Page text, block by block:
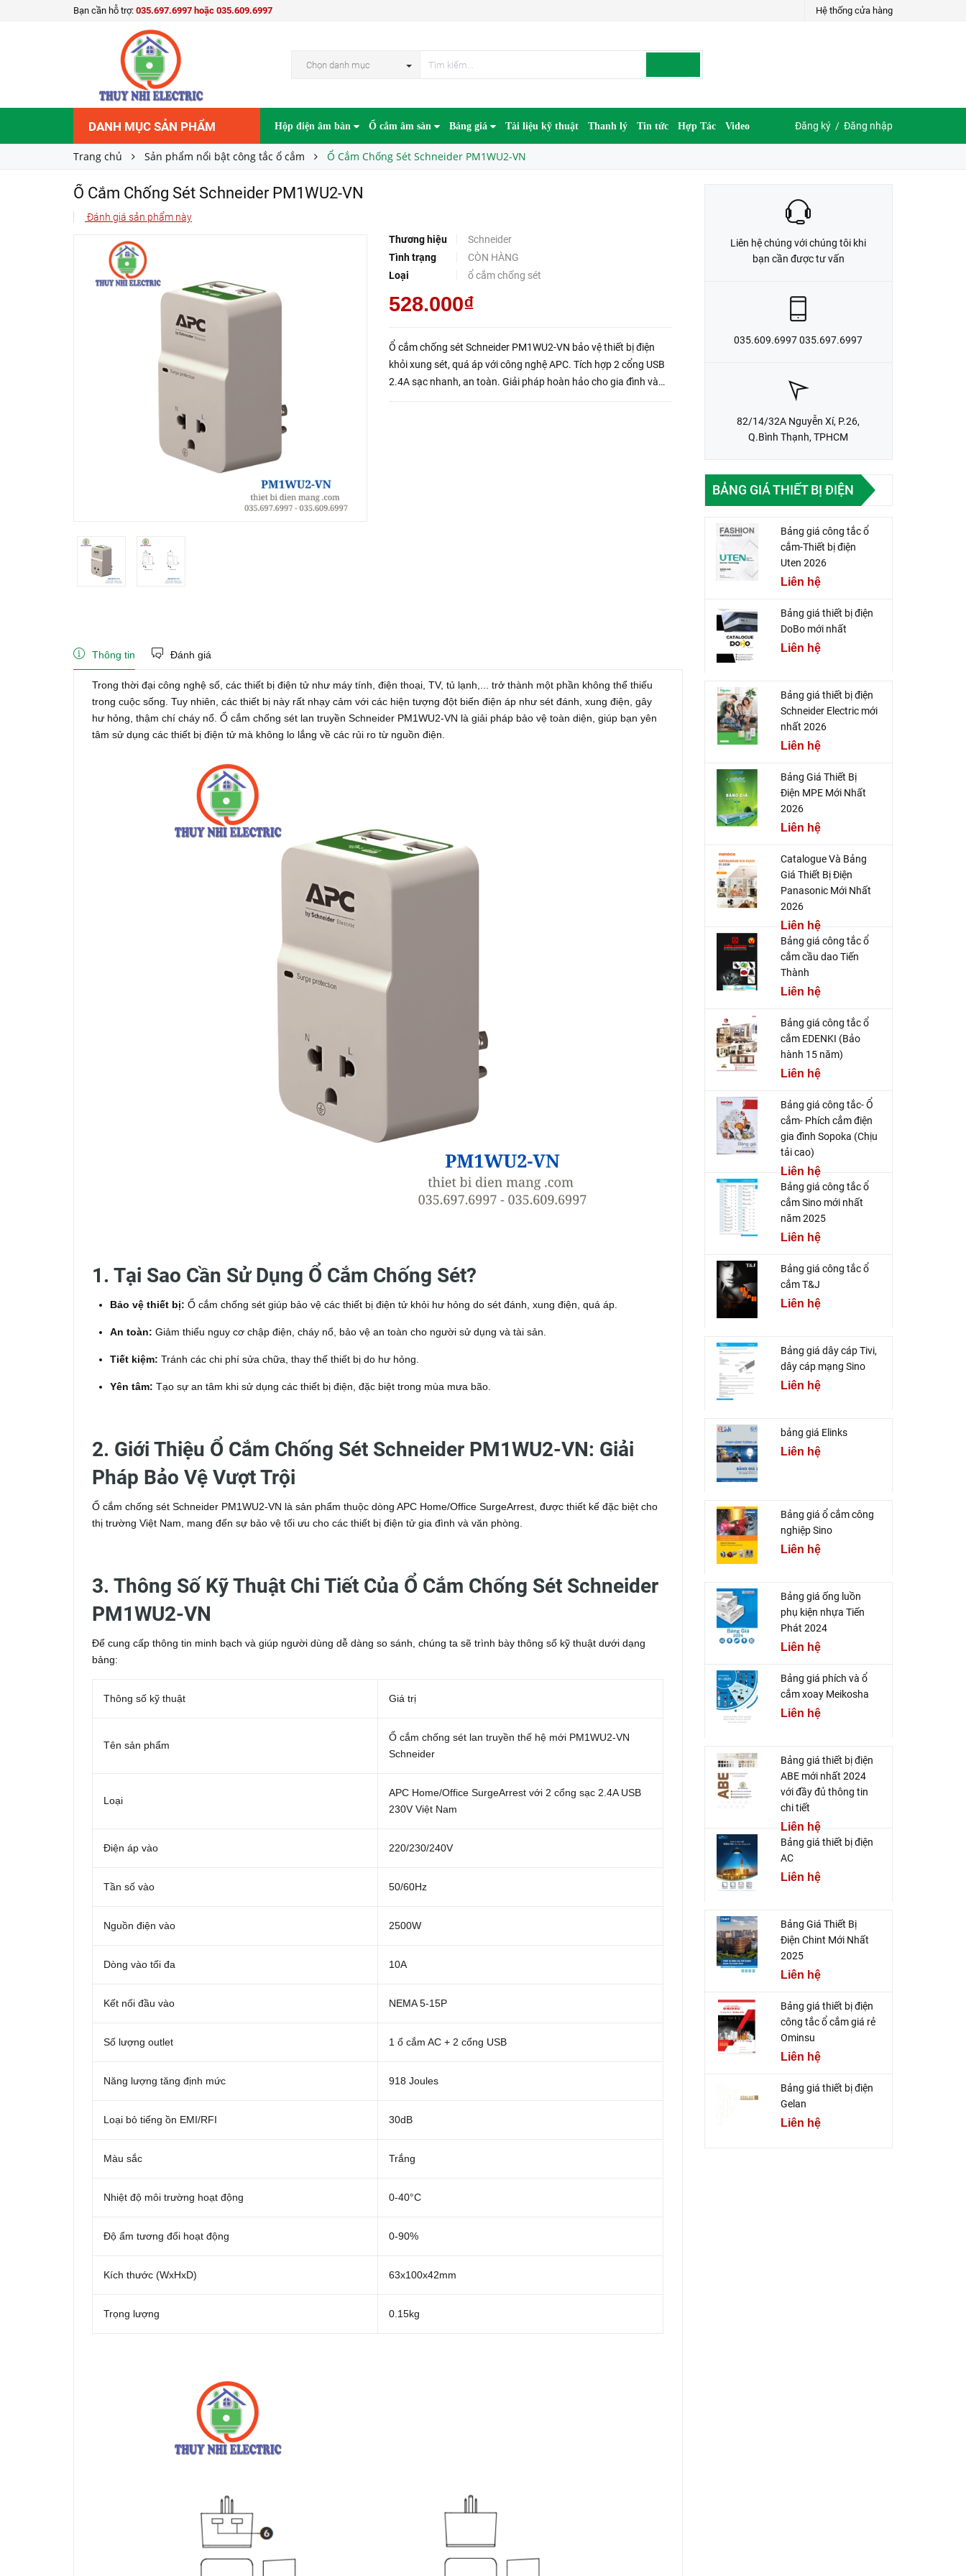
Bạn cần hỗ trợ: 035.697.6997 hoặc 035.609.6997 Hệ thống cửa hàng
Chọn danh mục
DANH MỤC SẢN PHẨM Hộp điện âm bàn Ổ cắm âm sàn Bảng giá Tài liệu kỹ thuật Thanh lý Tin tức Hợp Tác Video Đăng ký / Đăng nhập
Trang chủ Sản phẩm nổi bật công tắc ổ cắm Ổ Cắm Chống Sét Schneider PM1WU2-VN
Ổ Cắm Chống Sét Schneider PM1WU2-VN
Đánh giá sản phẩm này
Thương hiệu
Schneider
Tình trạng
CÒN HÀNG
Loại
ổ cắm chống sét
528.000₫
Ổ cắm chống sét Schneider PM1WU2-VN bảo vệ thiết bị điện
khỏi xung sét, quá áp với công nghệ APC. Tích hợp 2 cổng USB
2.4A sạc nhanh, an toàn. Giải pháp hoàn hảo cho gia đình và
Ổ Cắm Chống Sét Schneider PM1WU2-VN
Giá bán: 528.000₫
LIÊN HỆ ĐẶT HÀNG
Thông tin Đánh giá
Trong thời đại công nghệ số, các thiết bị điện tử như máy tính, điện thoại, TV, tủ lạnh,... trở thành một phần không thể thiếu
trong cuộc sống. Tuy nhiên, các thiết bị này rất nhạy cảm với các hiện tượng đột biến điện áp như sét đánh, xung điện, gây
hư hỏng, thậm chí cháy nổ. Ổ cắm chống sét lan truyền Schneider PM1WU2-VN là giải pháp bảo vệ toàn diện, giúp bạn yên
tâm sử dụng các thiết bị điện tử mà không lo lắng về các rủi ro từ nguồn điện.
1. Tại Sao Cần Sử Dụng Ổ Cắm Chống Sét?
Bảo vệ thiết bị: Ổ cắm chống sét giúp bảo vệ các thiết bị điện tử khỏi hư hỏng do sét đánh, xung điện, quá áp.
An toàn: Giảm thiểu nguy cơ chập điện, cháy nổ, bảo vệ an toàn cho người sử dụng và tài sản.
Tiết kiệm: Tránh các chi phí sửa chữa, thay thế thiết bị do hư hỏng.
Yên tâm: Tạo sự an tâm khi sử dụng các thiết bị điện, đặc biệt trong mùa mưa bão.
2. Giới Thiệu Ổ Cắm Chống Sét Schneider PM1WU2-VN: Giải
Pháp Bảo Vệ Vượt Trội
Ổ cắm chống sét Schneider PM1WU2-VN là sản phẩm thuộc dòng APC Home/Office SurgeArrest, được thiết kế đặc biệt cho
thị trường Việt Nam, mang đến sự bảo vệ tối ưu cho các thiết bị điện tử gia đình và văn phòng.
3. Thông Số Kỹ Thuật Chi Tiết Của Ổ Cắm Chống Sét Schneider
PM1WU2-VN
Để cung cấp thông tin minh bạch và giúp người dùng dễ dàng so sánh, chúng ta sẽ trình bày thông số kỹ thuật dưới dạng
bảng:
Thông số kỹ thuật Giá trị
Tên sản phẩm
Ổ cắm chống sét lan truyền thế hệ mới PM1WU2-VN
Schneider
Loại
APC Home/Office SurgeArrest với 2 cổng sạc 2.4A USB
230V Việt Nam
Điện áp vào 220/230/240V
Tần số vào 50/60Hz
Nguồn điện vào 2500W
Dòng vào tối đa 10A
Kết nối đầu vào NEMA 5-15P
Số lượng outlet 1 ổ cắm AC + 2 cổng USB
Năng lượng tăng định mức 918 Joules
Loại bỏ tiếng ồn EMI/RFI 30dB
Màu sắc Trắng
Nhiệt độ môi trường hoạt động 0-40°C
Độ ẩm tương đối hoạt động 0-90%
Kích thước (WxHxD) 63x100x42mm
Trọng lượng 0.15kg
Liên hệ chúng với chúng tôi khi
bạn cần được tư vấn
035.609.6997 035.697.6997
82/14/32A Nguyễn Xí, P.26,
Q.Bình Thạnh, TPHCM
BẢNG GIÁ THIẾT BỊ ĐIỆN
Bảng giá công tắc ổ
cắm-Thiết bị điện
Uten 2026
Liên hệ
Bảng giá thiết bị điện
DoBo mới nhất
Liên hệ
Bảng giá thiết bị điện
Schneider Electric mới
nhất 2026
Liên hệ
Bảng Giá Thiết Bị
Điện MPE Mới Nhất
2026
Liên hệ
Catalogue Và Bảng
Giá Thiết Bị Điện
Panasonic Mới Nhất
2026
Liên hệ
Bảng giá công tắc ổ
cắm cầu dao Tiến
Thành
Liên hệ
Bảng giá công tắc ổ
cắm EDENKI (Bảo
hành 15 năm)
Liên hệ
Bảng giá công tắc- Ổ
cắm- Phích cắm điện
gia đình Sopoka (Chịu
tải cao)
Liên hệ
Bảng giá công tắc ổ
cắm Sino mới nhất
năm 2025
Liên hệ
Bảng giá công tắc ổ
cắm T&J
Liên hệ
Bảng giá dây cáp Tivi,
dây cáp mạng Sino
Liên hệ
bảng giá Elinks
Liên hệ
Bảng giá ổ cắm công
nghiệp Sino
Liên hệ
Bảng giá ống luồn
phụ kiện nhựa Tiến
Phát 2024
Liên hệ
Bảng giá phích và ổ
cắm xoay Meikosha
Liên hệ
Bảng giá thiết bị điện
ABE mới nhất 2024
với đầy đủ thông tin
chi tiết
Liên hệ
Bảng giá thiết bị điện
AC
Liên hệ
Bảng Giá Thiết Bị
Điện Chint Mới Nhất
2025
Liên hệ
Bảng giá thiết bị điện
công tắc ổ cắm giá rẻ
Ominsu
Liên hệ
Bảng giá thiết bị điện
Gelan
Liên hệ